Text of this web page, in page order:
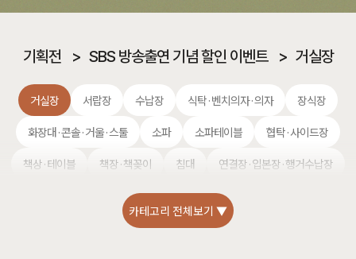
기획전 > SBS 방송출연 기념 할인 이벤트 > 거실장
거실장 서랍장 수납장 식탁·벤치의자·의자
장식장
화장대·콘솔·거울·스툴
소파 소파테이블
협탁·사이드장
책상·테이블
책장·책꽂이 침대 연결장·입본장·행거수납장
카테고리 전체보기 ▼